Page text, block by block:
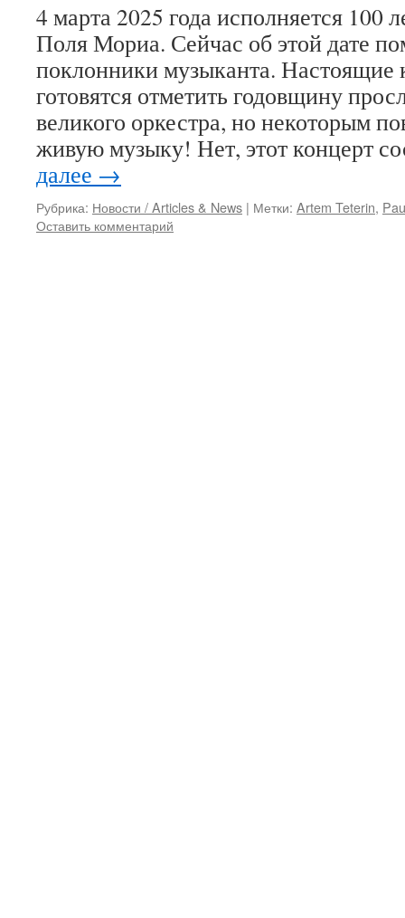
4 марта 2025 года исполняется 100
Поля Мориа. Сейчас об этой дате
поклонники музыканта. Настоящие
готовятся отметить годовщину
великого оркестра, но некоторым
живую музыку! Нет, этот концерт
далее →
Рубрика: Новости / Articles & News | Метки: Artem Teterin,
Оставить комментарий